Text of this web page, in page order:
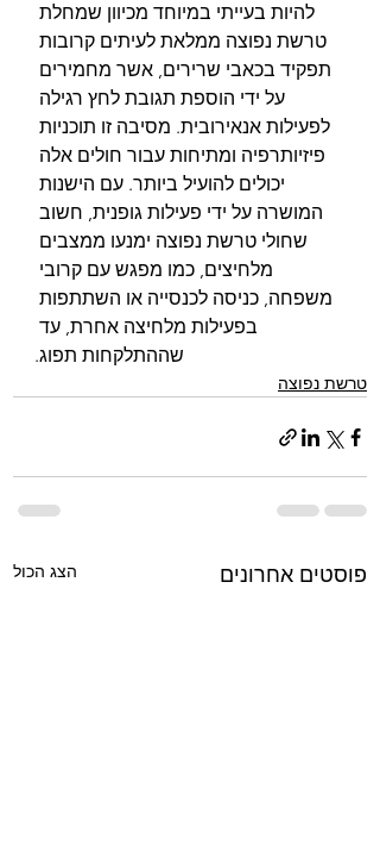
להיות בעייתי במיוחד מכיוון שמחלת
טרשת נפוצה ממלאת לעיתים קרובות
תפקיד בכאבי שרירים, אשר מחמירים
על ידי הוספת תגובת לחץ רגילה
לפעילות אנאירובית. מסיבה זו תוכניות
פיזיותרפיה ומתיחות עבור חולים אלה
יכולים להועיל ביותר. עם הישנות
המושרה על ידי פעילות גופנית, חשוב
שחולי טרשת נפוצה ימנעו ממצבים
מלחיצים, כמו מפגש עם קרובי
משפחה, כניסה לכנסייה או השתתפות
בפעילות מלחיצה אחרת, עד
שההתלקחות תפוג.
טרשת נפוצה
פוסטים אחרונים הצג הכול